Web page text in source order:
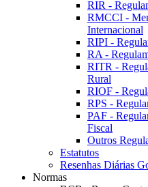
RIR -
RMCCI -
Internacional
RIPI -
RA -
RITR -
Rural
RIOF -
RPS -
PAF -
Fiscal
Outros
Estatutos
Resenhas Diárias
Normas